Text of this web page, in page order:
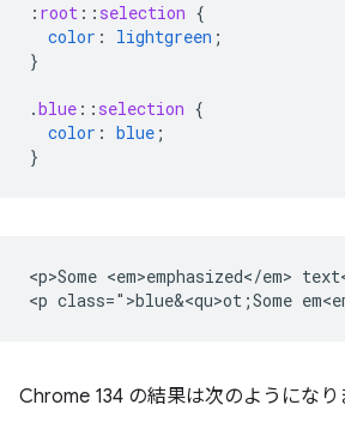
: root :: selection {
color : lightgreen ;
}
.blue :: selection {
color : blue ;
}
<p>Some <em>emphasized</em>
<p class=">blue&<qu>ot;Some
Chrome 134 の結果は次のようになり